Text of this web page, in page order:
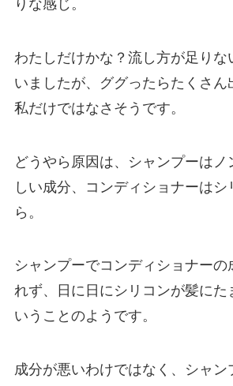
りな感じ。
わたしだけかな？流し方が足りな
いましたが、ググったらたくさん
私だけではなさそうです。
どうやら原因は、シャンプーはノ
しい成分、コンディショナーは
ら。
シャンプーでコンディショナーの
れず、日に日にシリコンが髪にた
いうことのようです。
成分が悪いわけではなく、シャン